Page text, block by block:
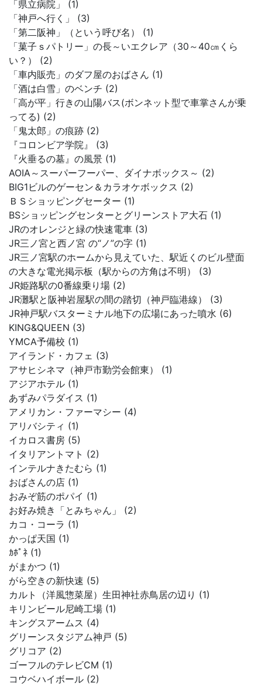
「県立病院」 (1)
「神戸へ行く」 (3)
「第二阪神」（という呼び名） (1)
「菓子ｓパトリー」の長～いエクレア（30～40㎝くら
い？） (2)
「車内販売」のダフ屋のおばさん (1)
「酒は白雪」のベンチ (2)
「高が平」行きの山陽バス(ボンネット型で車掌さんが乗
ってる) (2)
「鬼太郎」の痕跡 (2)
『コロンビア学院』 (3)
『火垂るの墓』の風景 (1)
AOIA～スーパーフーパー、ダイナボックス～ (2)
BIG1ビルのゲーセン＆カラオケボックス (2)
ＢＳショッピングセーター (1)
BSショッピングセンターとグリーンストア大石 (1)
JRのオレンジと緑の快速電車 (3)
JR三ノ宮と西ノ宮 の“ノ”の字 (1)
JR三ノ宮駅のホームから見えていた、駅近くのビル壁面
の大きな電光掲示板（駅からの方角は不明） (3)
JR姫路駅の0番線乗り場 (2)
JR灘駅と阪神岩屋駅の間の踏切（神戸臨港線） (3)
JR神戸駅バスターミナル地下の広場にあった噴水 (6)
KING&QUEEN (3)
YMCA予備校 (1)
アイランド・カフェ (3)
アサヒシネマ（神戸市勤労会館東） (1)
アジアホテル (1)
あずみパラダイス (1)
アメリカン・ファーマシー (4)
アリバシティ (1)
イカロス書房 (5)
イタリアントマト (2)
インテルナきたむら (1)
おばさんの店 (1)
おみぞ筋のポパイ (1)
お好み焼き「とみちゃん」 (2)
カコ・コーラ (1)
かっぱ天国 (1)
ｶﾎﾟﾈ (1)
がまかつ (1)
がら空きの新快速 (5)
カルト（洋風惣菜屋）生田神社赤鳥居の辺り (1)
キリンビール尼崎工場 (1)
キングスアームス (4)
グリーンスタジアム神戸 (5)
グリコア (2)
ゴーフルのテレビCM (1)
コウベハイボール (2)